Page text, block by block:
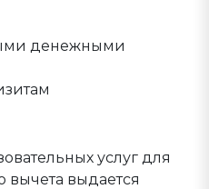
денежными
услуг для
вычета выдается